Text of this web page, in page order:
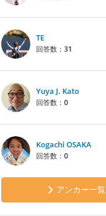
TE
回答数： 31
Yuya J. Kato
回答数： 0
Kogachi OSAKA
回答数： 0
アンカー一覧